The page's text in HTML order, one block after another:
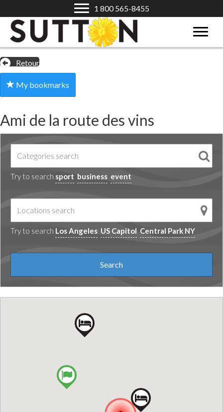
1 800 565-8455
Retour
My bookmarks
Ami de la route des vins
Try to search sport business event
Try to search Los Angeles US Capitol Central Park NY